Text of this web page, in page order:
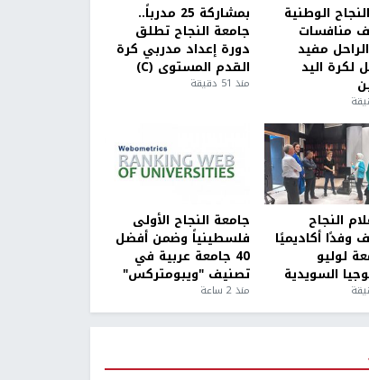
الوطنية
منافسات
مفيد
لكرة اليد
بمشاركة 25 مدرباً..
جامعة النجاح تطلق
دورة إعداد مدربي كرة
القدم المستوى (C)
منذ 51 دقيقة
النجاح
وفدًا أكاديميًا
لوليو
السويدية
جامعة النجاح الأولى
فلسطينياً وضمن أفضل
40 جامعة عربية في
تصنيف "ويبومتركس"
منذ 2 ساعة